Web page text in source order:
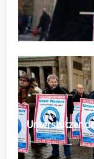
Unterstützer